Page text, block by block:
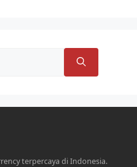
terpercaya di Indonesia.